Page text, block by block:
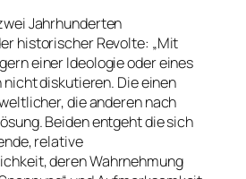
Jahrhunderten
historischer Revolte: „Mit
einer Ideologie oder eines
diskutieren. Die einen
die anderen nach
Beiden entgeht die sich
relative
deren Wahrnehmung